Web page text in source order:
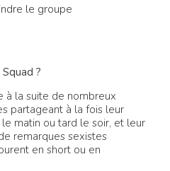
le groupe
?
à la suite de nombreux
partageant à la fois leur
matin ou tard le soir, et leur
remarques sexistes
en short ou en